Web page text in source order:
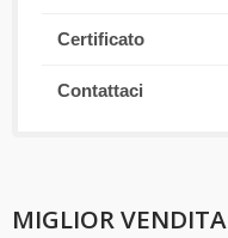
Certificato
Contattaci
MIGLIOR VENDITA